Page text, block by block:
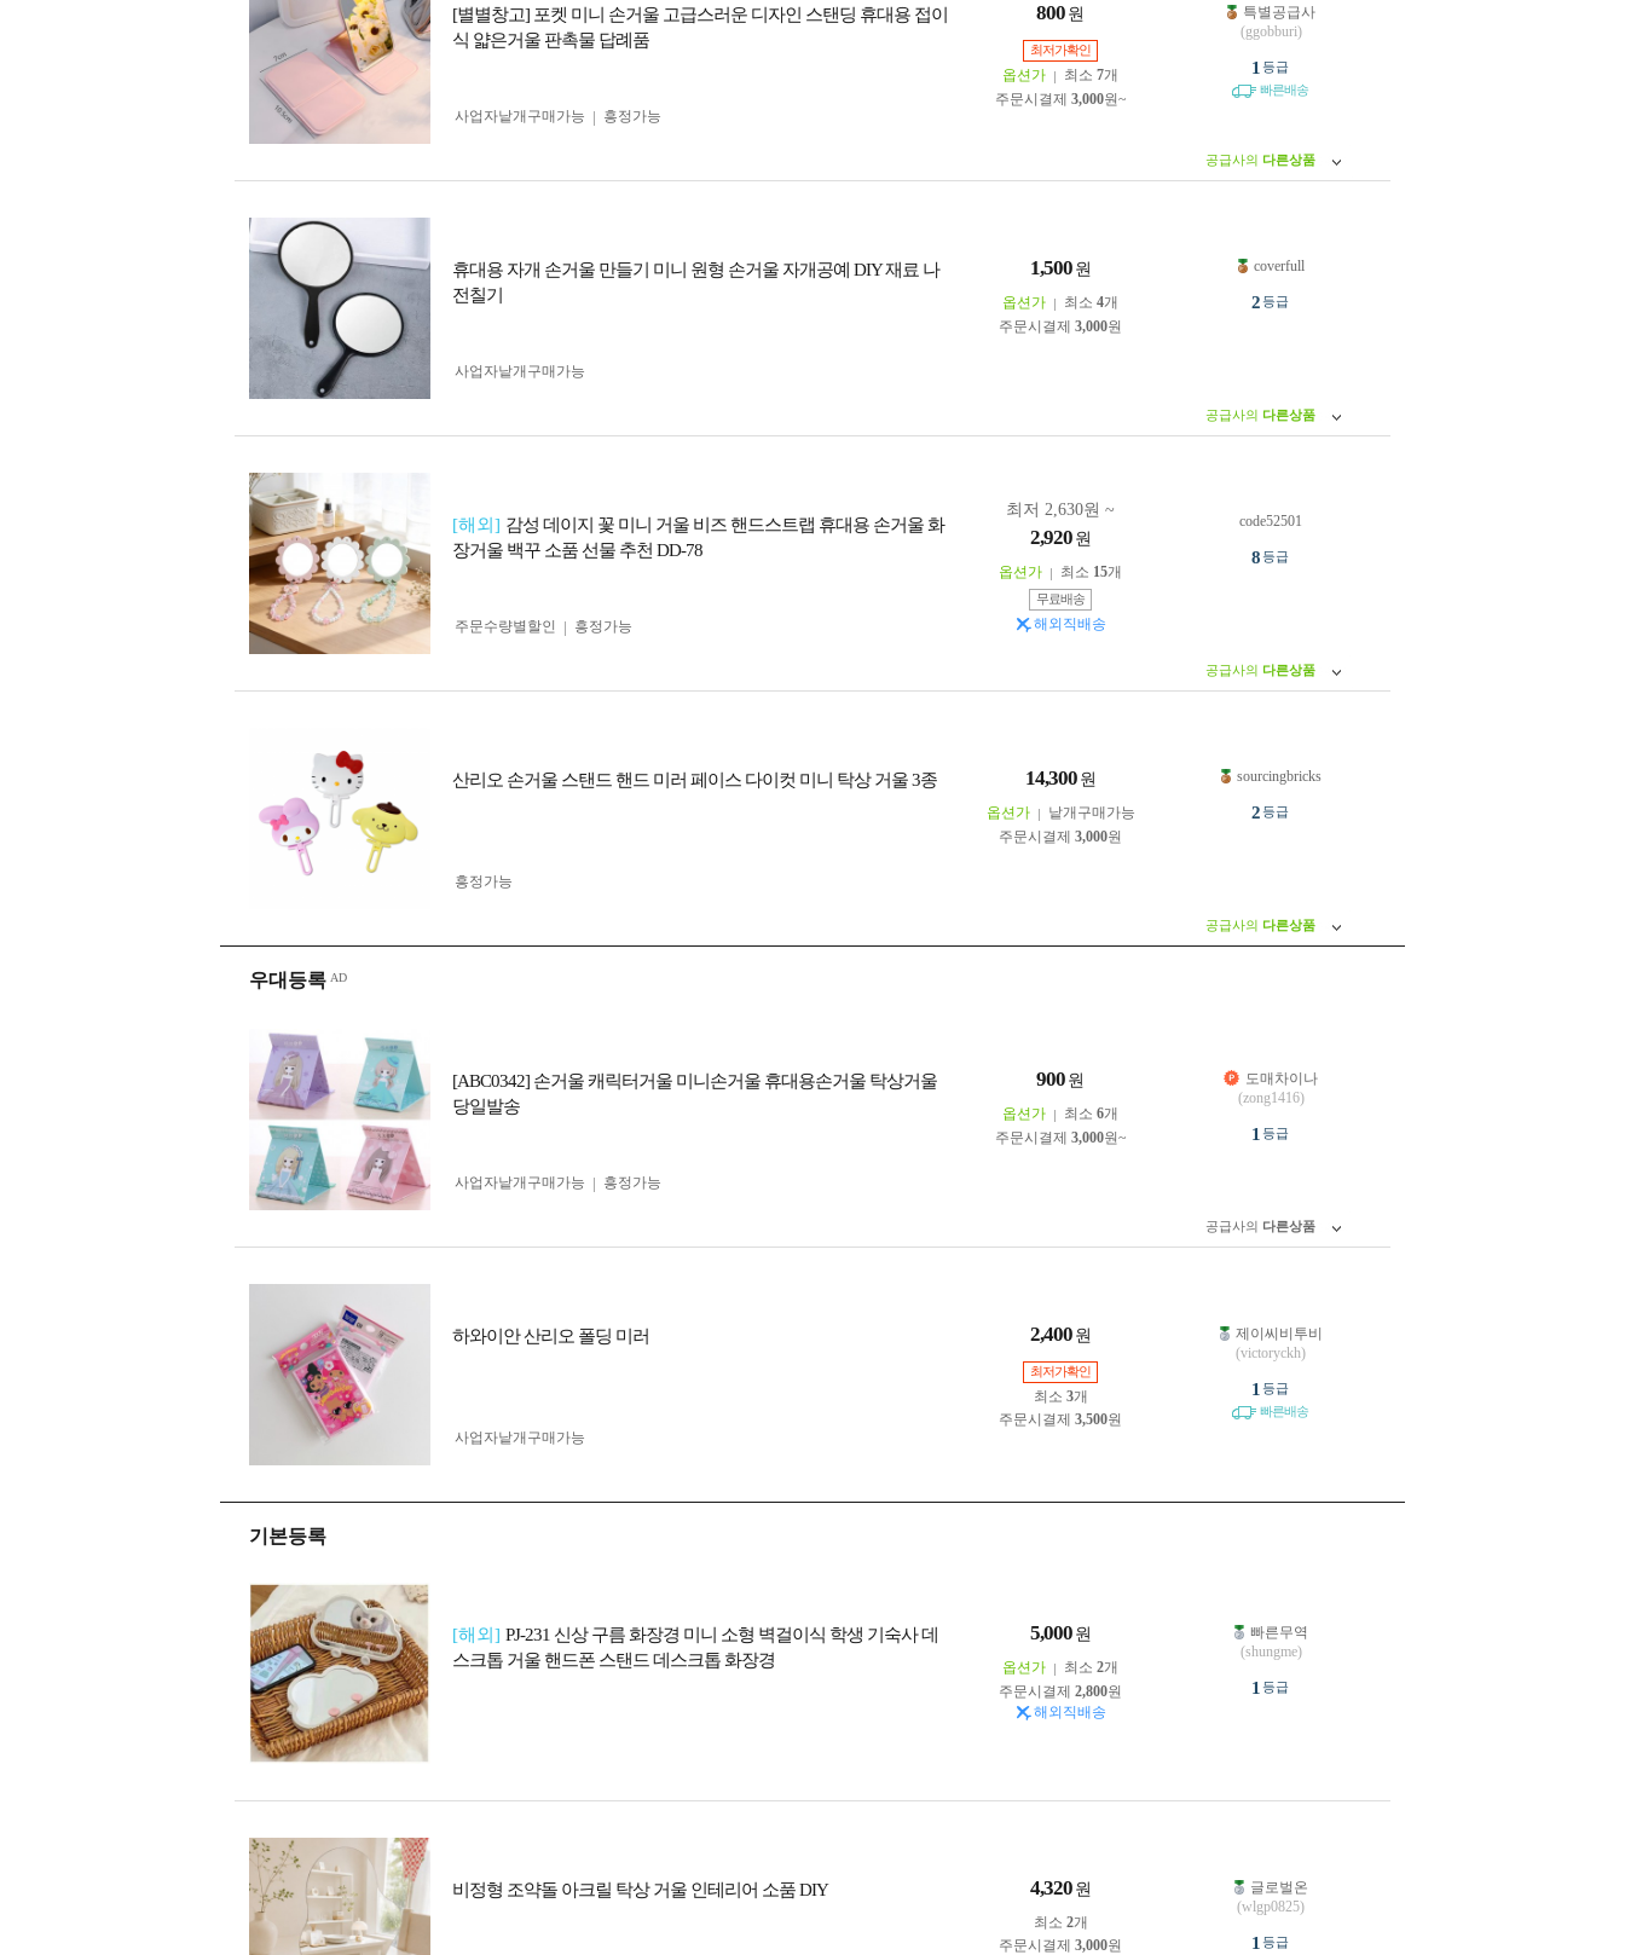
[별별창고] 포켓 미니 손거울 고급스러운 디자인 스탠딩 휴대용 접이
식 얇은거울 판촉물 답례품
800 원
최저가확인
옵션가 최소 7개
주문시결제 3,000원~
사업자 낱개구매가능
흥정가능
특별공급사
(ggobburi)
1 등급
빠른배송
공급사의 다른상품
휴대용 자개 손거울 만들기 미니 원형 손거울 자개공예 DIY 재료 나
전칠기
1,500 원
옵션가 최소 4개
주문시결제 3,000원
사업자 낱개구매가능
coverfull
2등급
공급사의 다른상품
[해외] 감성 데이지 꽃 미니 거울 비즈 핸드스트랩 휴대용 손거울 화
장거울 백꾸 소품 선물 추천 DD-78
최저 2,630원 ~
2,920 원
옵션가 최소 15개
무료배송
해외직배송
주문수량별할인 흥정가능
code52501
8등급
공급사의 다른상품
산리오 손거울 스탠드 핸드 미러 페이스 다이컷 미니 탁상 거울 3종 14,300 원
옵션가
낱개구매가능
주문시결제 3,000원
흥정가능
sourcingbricks
2등급
공급사의 다른상품
우대등록
[ABC0342] 손거울 캐릭터거울 미니손거울 휴대용손거울 탁상거울
당일발송
900 원
옵션가 최소 6개
주문시결제 3,000원~
사업자 낱개구매가능 흥정가능
도매차이나
(zong1416)
1 등급
공급사의 다른상품
하와이안 산리오 폴딩 미러 2,400 원
최저가확인
최소 3개
주문시결제 3,500원
사업자 낱개구매가능
제이씨비투비
(victoryckh)
1 등급
빠른배송
기본등록
[해외] PJ-231 신상 구름 화장경 미니 소형 벽걸이식 학생 기숙사 데
스크톱 거울 핸드폰 스탠드 데스크톱 화장경
5,000 원
옵션가 최소 2개
주문시결제 2,800원
해외직배송
빠른무역
(shungme)
1 등급
비정형 조약돌 아크릴 탁상 거울 인테리어 소품 DIY 4,320 원
최소 2개
주문시결제 3,000원
글로벌온
(wlgp0825)
1 등급